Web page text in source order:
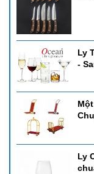
Ly
-
Ly